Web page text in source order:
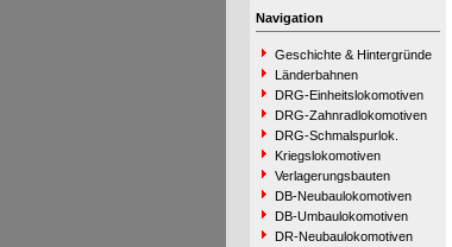
Navigation
Geschichte & Hintergründe
Länderbahnen
DRG-Einheitslokomotiven
DRG-Zahnradlokomotiven
DRG-Schmalspurlok.
Kriegslokomotiven
Verlagerungsbauten
DB-Neubaulokomotiven
DB-Umbaulokomotiven
DR-Neubaulokomotiven